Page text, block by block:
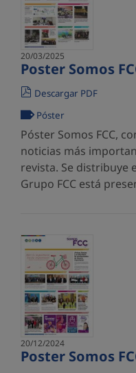
20/03/2025
Poster Somos
Descargar PDF
Póster
Póster Somos FCC,
noticias más
revista. Se distribuye
Grupo FCC está
20/12/2024
Poster Somos